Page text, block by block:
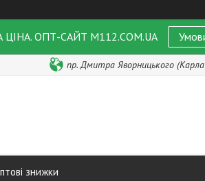
ОПТ-САЙТ M112.COM.UA
пр. Дмитра Яворницького
знижки